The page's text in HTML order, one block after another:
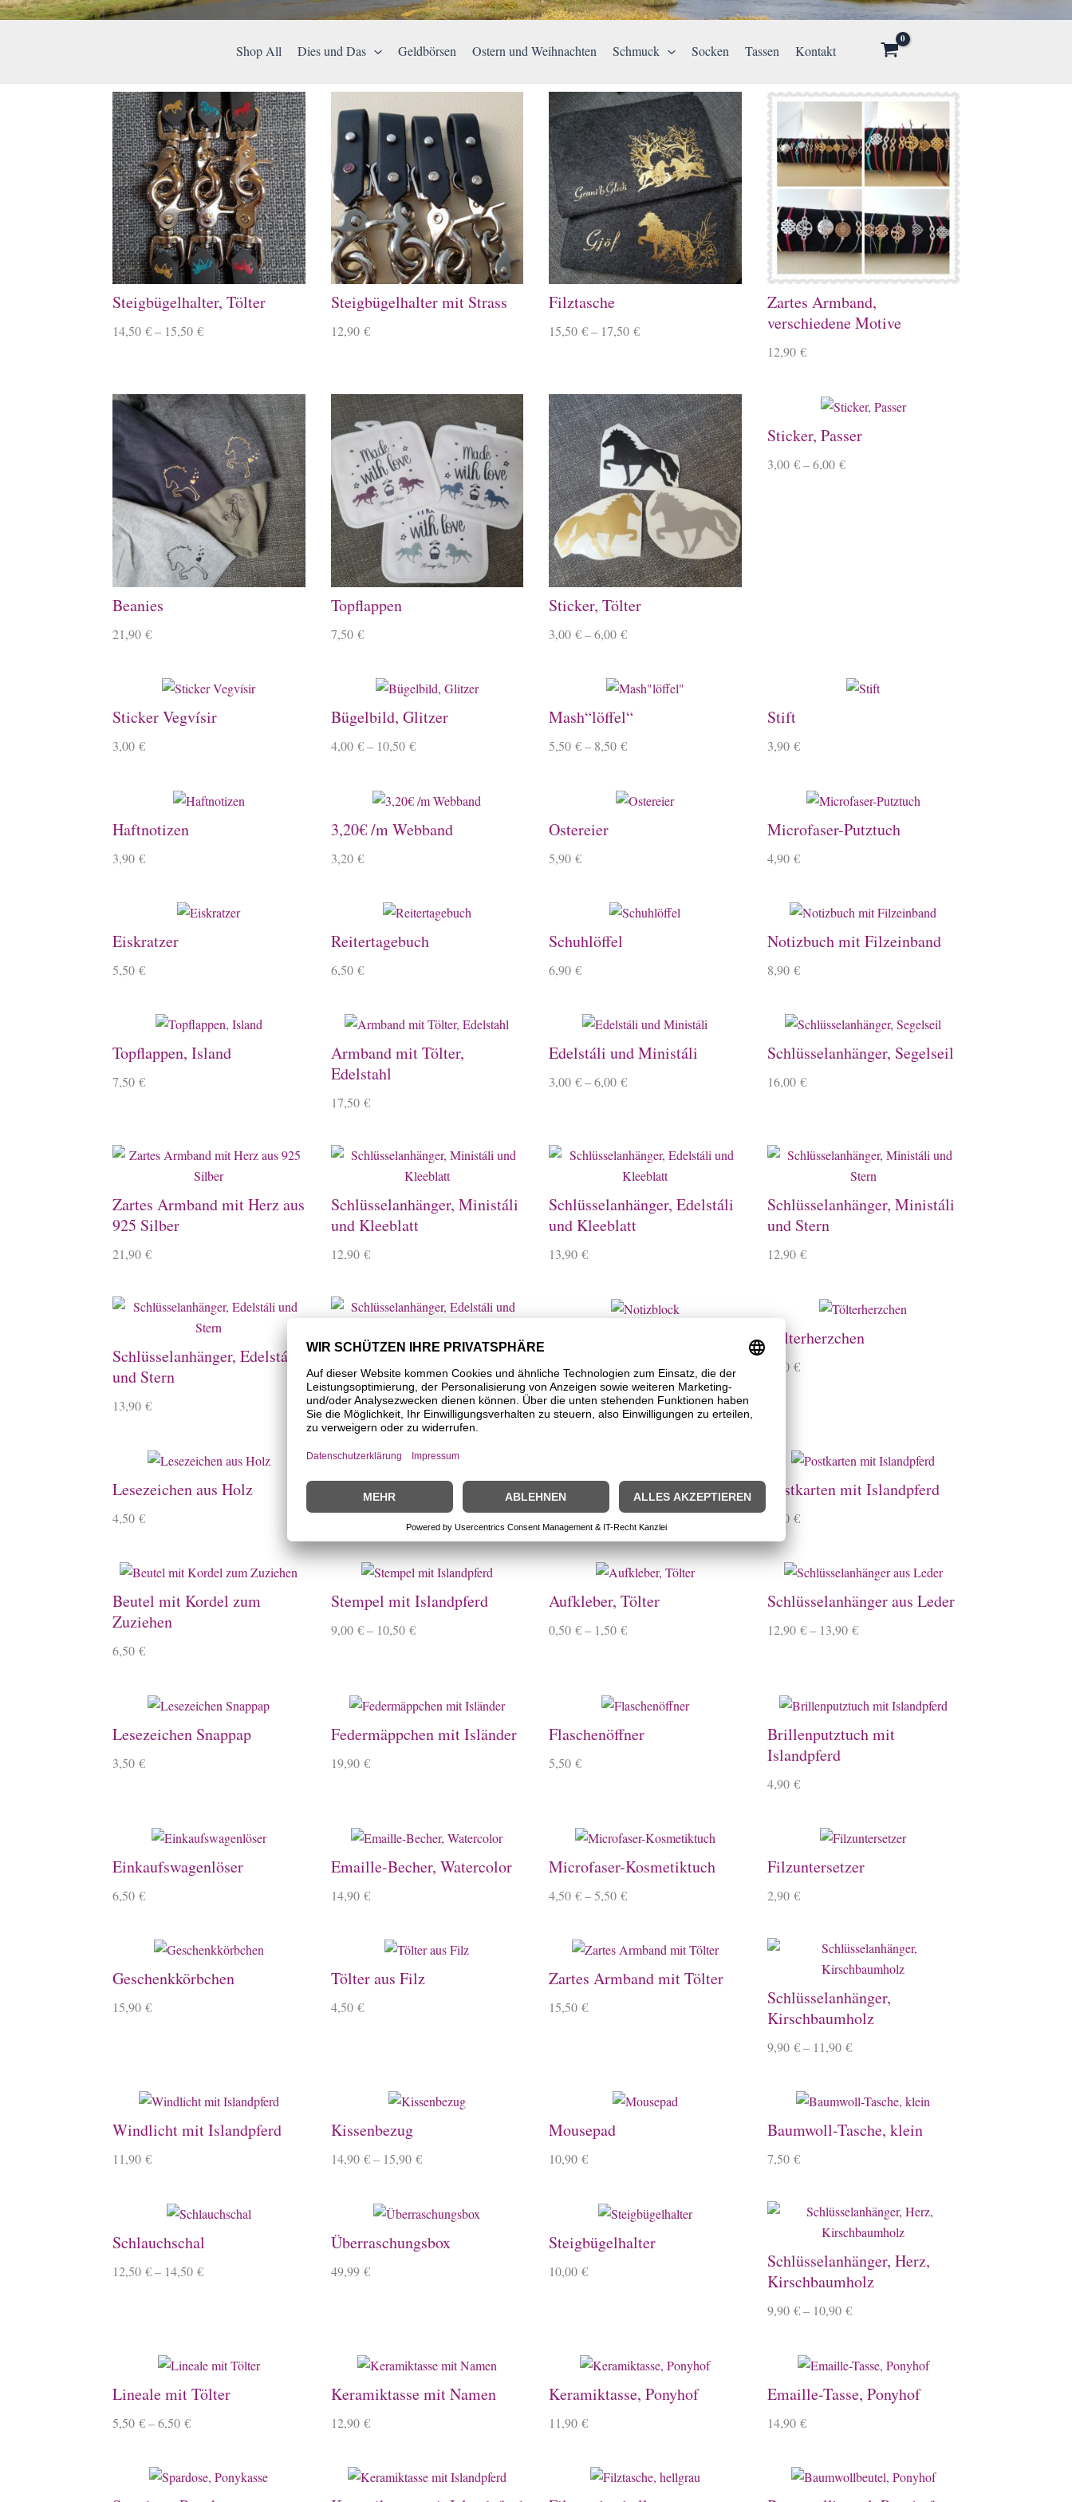
Shop All Dies und Das Geldbörsen Ostern und Weihnachten Schmuck Socken Tassen Kontakt
Steigbügelhalter, Tölter
14,50 €– 15,50 €
Steigbügelhalter mit Strass
12,90 €
Filztasche
15,50 €– 17,50 €
Zartes Armband,
verschiedene Motive
12,90 €
Beanies
21,90 €
Topflappen
7,50 €
Sticker, Tölter
3,00 €–6,00 €
Sticker, Passer
3,00 €–6,00 €
Sticker Vegvísir
3,00 €
Bügelbild, Glitzer
4,00 €– 10,50 €
Mash“löffel“
5,50 €– 8,50 €
Stift
3,90 €
Haftnotizen
3,90 €
3,20€ /m Webband
3,20 €
Ostereier
5,90 €
Microfaser-Putztuch
4,90 €
Eiskratzer
5,50 €
Reitertagebuch
6,50 €
Schuhlöffel
6,90 €
Notizbuch mit Filzeinband
8,90 €
Topflappen, Island
7,50 €
Armband mit Tölter,
Edelstahl
17,50 €
Edelstáli und Ministáli
3,00 €–6,00 €
Schlüsselanhänger, Segelseil
16,00 €
Zartes Armband mit Herz aus
925 Silber
21,90 €
Schlüsselanhänger, Ministáli
und Kleeblatt
12,90 €
Schlüsselanhänger, Edelstáli
und Kleeblatt
13,90 €
Schlüsselanhänger, Ministáli
und Stern
12,90 €
Schlüsselanhänger, Edelstáli
und Stern
13,90 €
Schlüsselanhänger, Edelstáli
und Herz
13,90€
3,90
Tölterherzchen
2,90 €
Lesezeichen aus Holz
4,50 €
Stempel Mini
4,10€
Büroklammern
2,50€–8,50 €
Postkarten mit Islandpferd
1,90 €
Beutel mit Kordel zum
Zuziehen
6,50 €
Stempel mit Islandpferd
9,00 €– 10,50 €
Aufkleber, Tölter
0,50 €– 1,50 €
Schlüsselanhänger aus Leder
12,90 €– 13,90 €
Lesezeichen Snappap
3,50 €
Federmäppchen mit Isländer
19,90 €
Flaschenöffner
5,50 €
Brillenputztuch mit
Islandpferd
4,90 €
Einkaufswagenlöser
6,50 €
Emaille-Becher, Watercolor
14,90 €
Microfaser-Kosmetiktuch
4,50 €–5,50 €
Filzuntersetzer
2,90 €
Geschenkkörbchen
15,90 €
Tölter aus Filz
4,50 €
Zartes Armband mit Tölter
15,50 €
Schlüsselanhänger,
Kirschbaumholz
9,90 €– 11,90 €
Windlicht mit Islandpferd
11,90 €
Kissenbezug
14,90 €– 15,90 €
Mousepad
10,90 €
Baumwoll-Tasche, klein
7,50 €
Schlauchschal
12,50 €– 14,50 €
Überraschungsbox
49,99 €
Steigbügelhalter
10,00 €
Schlüsselanhänger, Herz,
Kirschbaumholz
9,90 €– 10,90 €
Lineale mit Tölter
5,50 €–6,50 €
Keramiktasse mit Namen
12,90 €
Keramiktasse, Ponyhof
11,90 €
Emaille-Tasse, Ponyhof
14,90 €